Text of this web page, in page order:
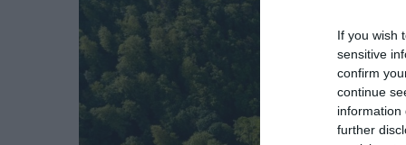
If you wish
sensitive
confirm
continue
information
further